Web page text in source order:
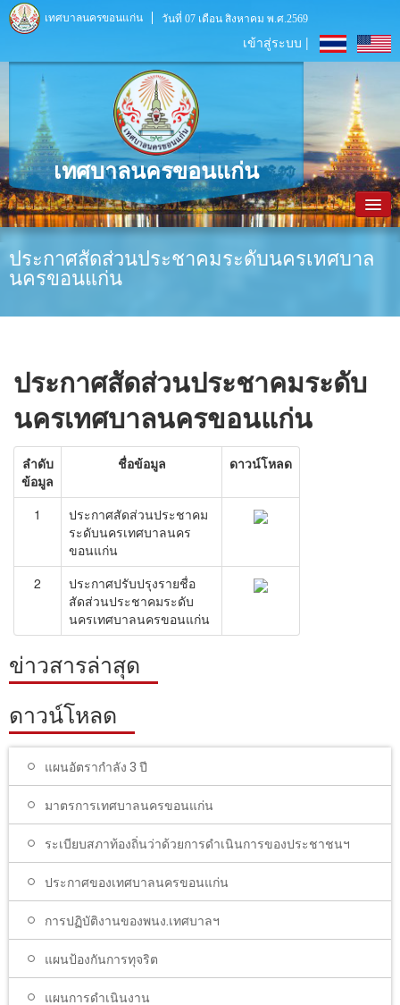
เทศบาลนครขอนแก่น วันที่ 07 เดือน สิงหาคม พ.ศ.2569
เข้าสู่ระบบ |
เทศบาลนครขอนแก่น
ประชาสัมพันธ์
บริการประชาชน
ติดต่อเทศบาล
ประกาศสัดส่วนประชาคมระดับนครเทศบาล
นครขอนแก่น
ประกาศสัดส่วนประชาคมระดับ
นครเทศบาลนครขอนแก่น
ลำดับ
ข้อมูล
ชื่อข้อมูล ดาวน์โหลด
1
ประกาศสัดส่วนประชาคม
ระดับนครเทศบาลนคร
ขอนแก่น
2
ประกาศปรับปรุงรายชื่อ
สัดส่วนประชาคมระดับ
นครเทศบาลนครขอนแก่น
ข่าวสารล่าสุด
ดาวน์โหลด
แผนอัตรากำลัง 3 ปี
มาตรการเทศบาลนครขอนแก่น
ระเบียบสภาท้องถิ่นว่าด้วยการดำเนินการของประชาชนฯ
ประกาศของเทศบาลนครขอนแก่น
การปฏิบัติงานของพนง.เทศบาลฯ
แผนป้องกันการทุจริต
แผนการดำเนินงาน